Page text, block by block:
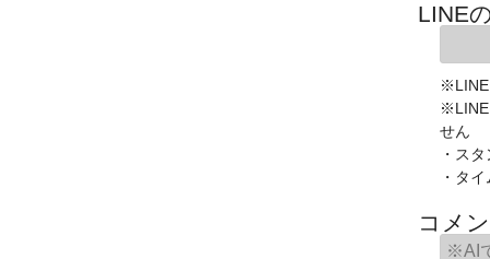
LINE
※LINE
※LINE
せん
・ス
・タ
コメ